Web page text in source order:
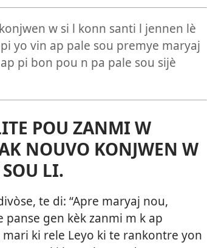
w si l konn santi l jennen lè
yo vin ap pale sou premye maryaj
pi bon pou n pa pale sou sijè
POU ZANMI W
NOUVO KONJWEN W
LI.
te di: “Apre maryaj nou,
gen kèk zanmi m k ap
ki rele Leyo ki te rankontre yon